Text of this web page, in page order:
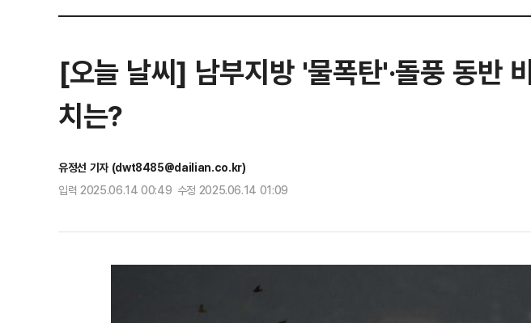
[오늘 날씨] 남부지방 '물폭탄'·돌풍 동
치는?
유정선 기자 (dwt8485@dailian.co.kr)
입력 2025.06.14 00:49 수정 2025.06.14 01:09